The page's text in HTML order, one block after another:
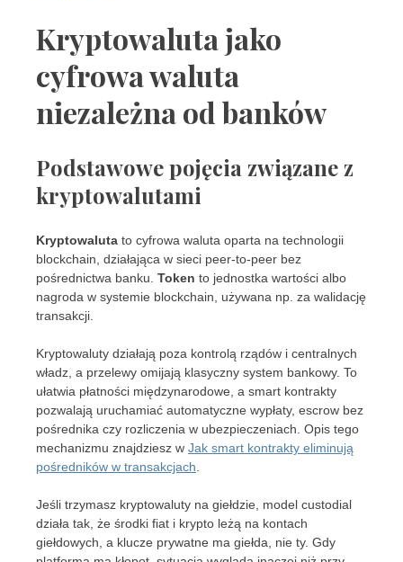
Kryptowaluta jako
cyfrowa waluta
niezależna od banków
Podstawowe pojęcia związane z
kryptowalutami
Kryptowaluta to cyfrowa waluta oparta na technologii
blockchain, działająca w sieci peer-to-peer bez
pośrednictwa banku. Token to jednostka wartości albo
nagroda w systemie blockchain, używana np. za walidację
transakcji.
Kryptowaluty działają poza kontrolą rządów i centralnych
władz, a przelewy omijają klasyczny system bankowy. To
ułatwia płatności międzynarodowe, a smart kontrakty
pozwalają uruchamiać automatyczne wypłaty, escrow bez
pośrednika czy rozliczenia w ubezpieczeniach. Opis tego
mechanizmu znajdziesz w Jak smart kontrakty eliminują
pośredników w transakcjach.
Jeśli trzymasz kryptowaluty na giełdzie, model custodial
działa tak, że środki fiat i krypto leżą na kontach
giełdowych, a klucze prywatne ma giełda, nie ty. Gdy